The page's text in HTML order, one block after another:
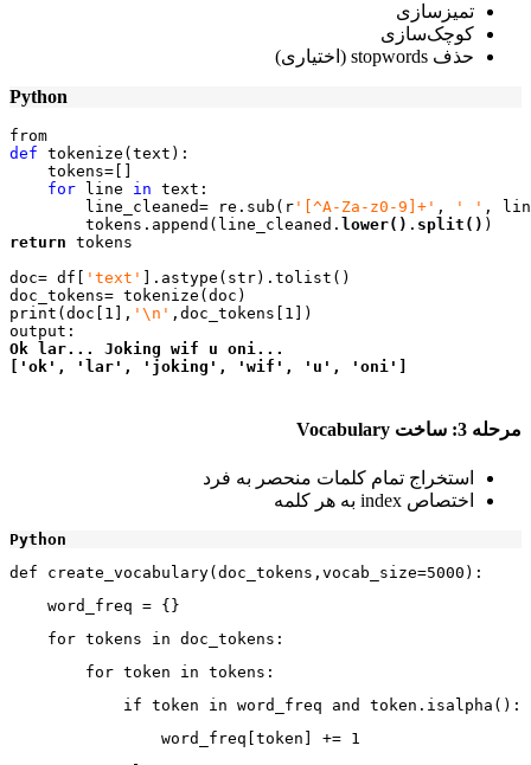
تمیزسازی
کوچک‌سازی
حذف stopwords (اختیاری)
Python
def tokenize(text):
    tokens=[]
for line in text:
        line_cleaned= re.sub(r
'[^A-Za-z0-9]+' , ' ' ,
        tokens.append(line_cleaned.
lower() . split()
return tokens
doc= df[
'text'
].astype(str).tolist()
doc_tokens= tokenize(doc)
print(doc[1], '\n' ,doc_tokens[1])
Ok lar... Joking wif u oni...
['ok', 'lar', 'joking', 'wif', 'u', 'oni']
مرحله 3: ساخت
استخراج تمام کلمات منحصر به فرد
اختصاص index به هر کلمه
Python
def create_vocabulary(doc_tokens,vocab_size=5000):
word_freq = {}
for tokens in doc_tokens:
for token in tokens:
if token in word_freq and token.isalpha():
word_freq[token] += 1